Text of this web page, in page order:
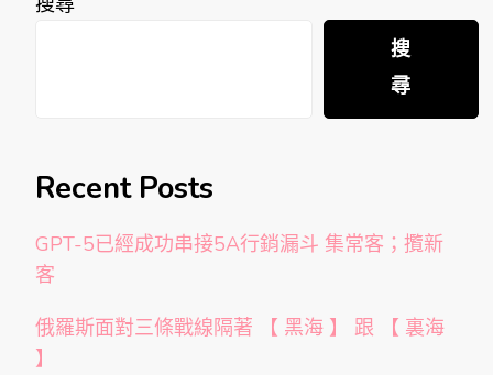
搜
尋
Recent Posts
GPT-5已經成功串接5A行銷漏斗 集常客；攬新
客
俄羅斯面對三條戰線隔著 【 黑海 】 跟 【 裏海
】